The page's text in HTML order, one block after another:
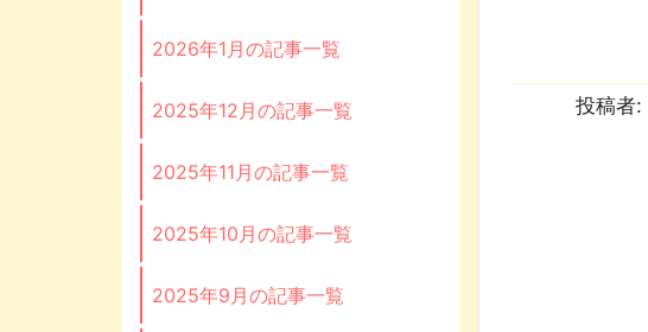
投稿者:
2026年1月の記事一覧
2025年12月の記事一覧
2025年11月の記事一覧
2025年10月の記事一覧
2025年9月の記事一覧